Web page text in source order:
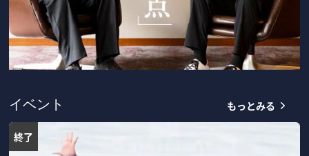
イベント もっとみる
終了